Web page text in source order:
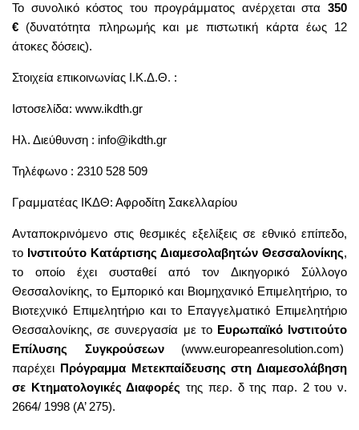
Το συνολικό κόστος του προγράμματος ανέρχεται στα 350
€ (δυνατότητα πληρωμής και με πιστωτική κάρτα έως 12
άτοκες δόσεις).
Στοιχεία επικοινωνίας Ι.Κ.Δ.Θ. :
Ιστοσελίδα: www.ikdth.gr
Ηλ. Διεύθυνση : info@ikdth.gr
Τηλέφωνο : 2310 528 509
Γραμματέας ΙΚΔΘ: Αφροδίτη Σακελλαρίου
Ανταποκρινόμενο στις θεσμικές εξελίξεις σε εθνικό επίπεδο,
το Ινστιτούτο Κατάρτισης Διαμεσολαβητών Θεσσαλονίκης,
το οποίο έχει συσταθεί από τον Δικηγορικό Σύλλογο
Θεσσαλονίκης, το Εμπορικό και Βιομηχανικό Επιμελητήριο, το
Βιοτεχνικό Επιμελητήριο και το Επαγγελματικό Επιμελητήριο
Θεσσαλονίκης, σε συνεργασία με το Ευρωπαϊκό Ινστιτούτο
Επίλυσης Συγκρούσεων (www.europeanresolution.com)
παρέχει Πρόγραμμα Μετεκπαίδευσης στη Διαμεσολάβηση
σε Κτηματολογικές Διαφορές της περ. δ της παρ. 2 του ν.
2664/ 1998 (Α’ 275).